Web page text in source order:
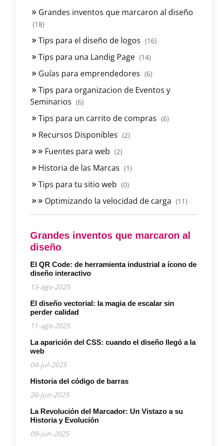
Grandes inventos que marcaron al diseño
(18)
Tips para el diseño de logos (16)
Tips para una Landig Page (14)
Guías para emprendedores (6)
Tips para organizacion de Eventos y
Seminarios (6)
Tips para un carrito de compras (6)
Recursos Disponibles (2)
Fuentes para web (2)
Historia de las Marcas (1)
Tips para tu sitio web (0)
Optimizando la velocidad de carga (11)
Grandes inventos que marcaron al
diseño
El QR Code: de herramienta industrial a ícono de
diseño interactivo
13-ago-2025
El diseño vectorial: la magia de escalar sin
perder calidad
11-ago-2025
La aparición del CSS: cuando el diseño llegó a la
web
04-jul-2025
Historia del código de barras
26-jun-2025
La Revolución del Marcador: Un Vistazo a su
Historia y Evolución
09-jun-2025